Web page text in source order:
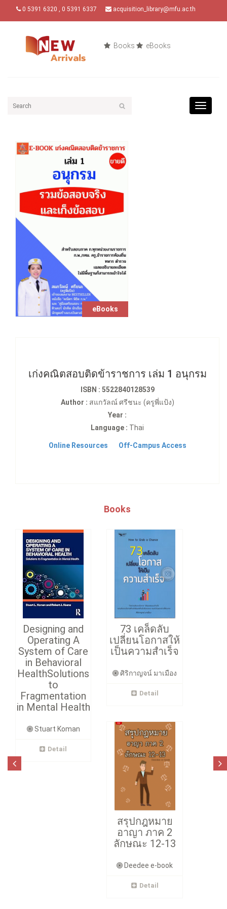
0 5391 6320 , 0 5391 6337 acquisition_library@mfu.ac.th
Books eBooks
Toggle
eBooks
เก่งคณิตสอบติดข้าราชการ เล่ม 1 อนุกรม
ISBN : 5522840128539
Author : สแกวัลณ์ ศรีชนะ (ครูพี่แป้ง)
Year :
Language : Thai
Online Resources Off-Campus Access
Books
Designing and
Operating A
System of Care
in Behavioral
HealthSolutions
to
Fragmentation
in Mental Health
Stuart Koman
Detail
73 เคล็ดลับ
เปลี่ยนโอกาสให้
เป็นความสำเร็จ
ศิริกาญจน์ มาเมือง
Detail
สรุปกฎหมาย
อาญา ภาค 2
ลักษณะ 12-13
Deedee e-book
Detail